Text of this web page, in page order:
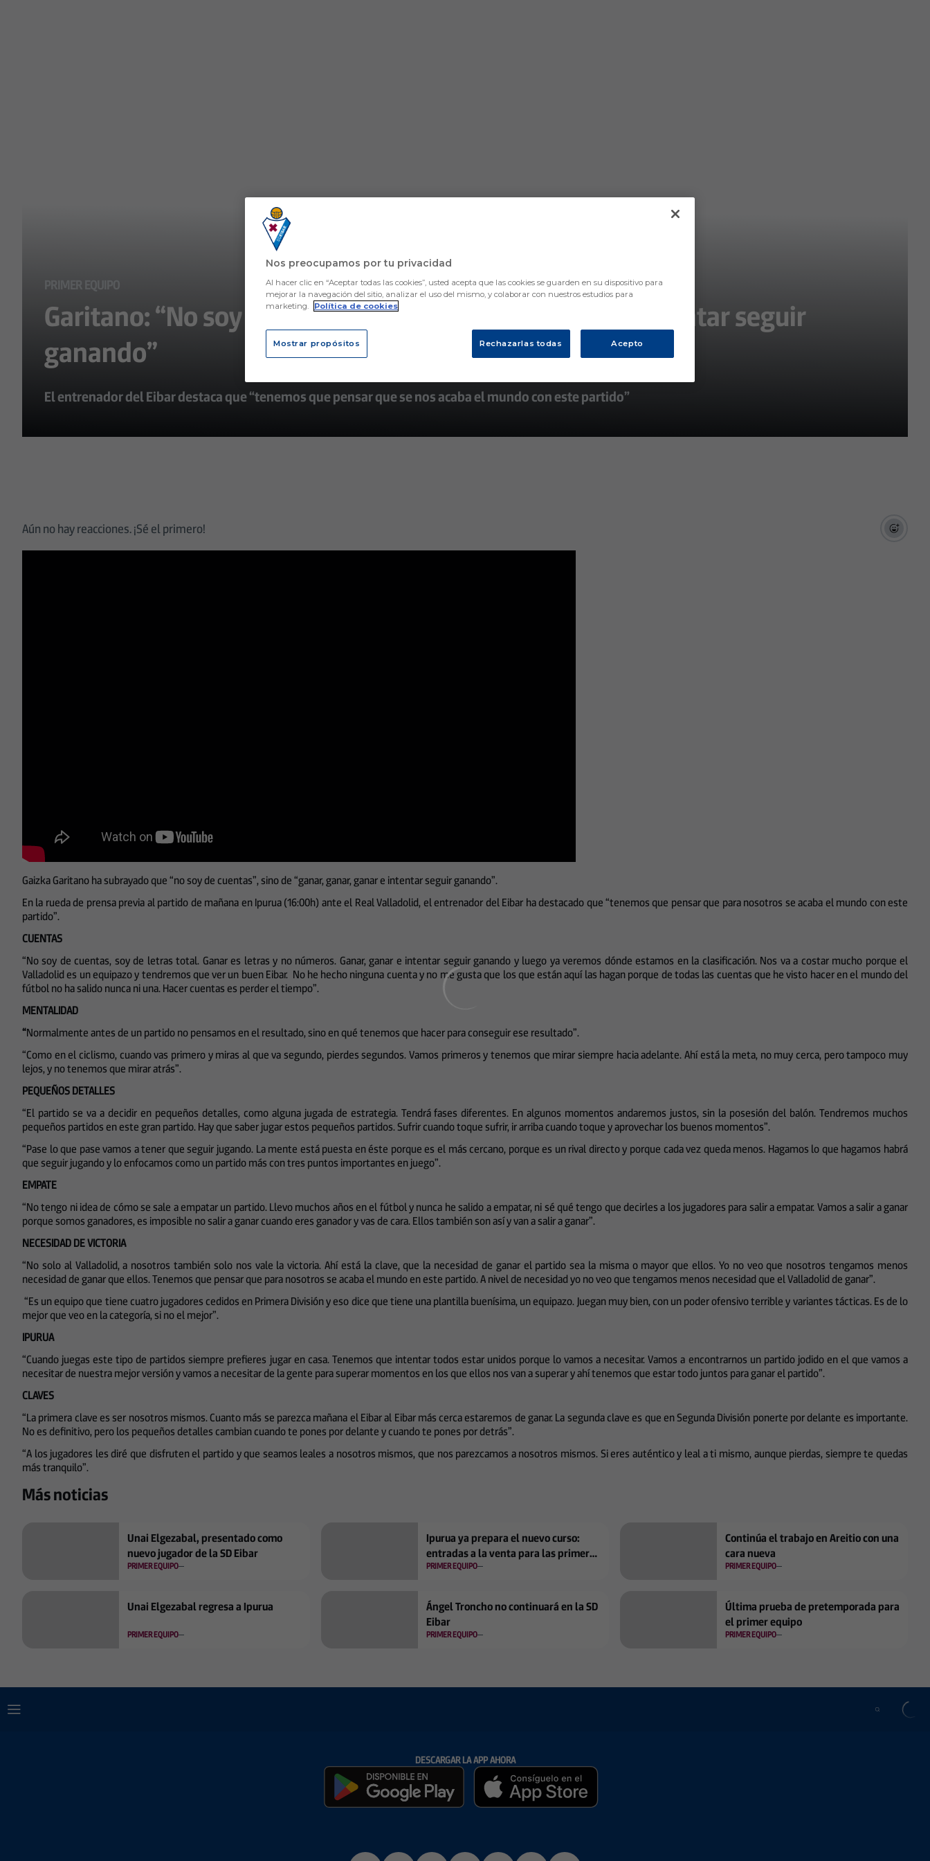
PRIMER EQUIPO
Garitano: “No soy de cuentas, sino de ganar, ganar e intentar seguir
ganando”
El entrenador del Eibar destaca que “tenemos que pensar que se nos acaba el mundo con este partido”
Aún no hay reacciones. ¡Sé el primero!
Gaizka Garitano ha subrayado que “no soy de cuentas”, sino de “ganar, ganar, ganar e intentar seguir ganando”.
En la rueda de prensa previa al partido de mañana en Ipurua (16:00h) ante el Real Valladolid, el entrenador del Eibar ha destacado que “tenemos que pensar que para nosotros se acaba el mundo con este
partido”.
CUENTAS
“No soy de cuentas, soy de letras total. Ganar es letras y no números. Ganar, ganar e intentar seguir ganando y luego ya veremos dónde estamos en la clasificación. Nos va a costar mucho porque el
Valladolid es un equipazo y tendremos que ver un buen Eibar. No he hecho ninguna cuenta y no me gusta que los que están aquí las hagan porque de todas las cuentas que he visto hacer en el mundo del
fútbol no ha salido nunca ni una. Hacer cuentas es perder el tiempo”.
MENTALIDAD
“Normalmente antes de un partido no pensamos en el resultado, sino en qué tenemos que hacer para conseguir ese resultado”.
“Como en el ciclismo, cuando vas primero y miras al que va segundo, pierdes segundos. Vamos primeros y tenemos que mirar siempre hacia adelante. Ahí está la meta, no muy cerca, pero tampoco muy
lejos, y no tenemos que mirar atrás”.
PEQUEÑOS DETALLES
“El partido se va a decidir en pequeños detalles, como alguna jugada de estrategia. Tendrá fases diferentes. En algunos momentos andaremos justos, sin la posesión del balón. Tendremos muchos
pequeños partidos en este gran partido. Hay que saber jugar estos pequeños partidos. Sufrir cuando toque sufrir, ir arriba cuando toque y aprovechar los buenos momentos”.
“Pase lo que pase vamos a tener que seguir jugando. La mente está puesta en éste porque es el más cercano, porque es un rival directo y porque cada vez queda menos. Hagamos lo que hagamos habrá
que seguir jugando y lo enfocamos como un partido más con tres puntos importantes en juego”.
EMPATE
“No tengo ni idea de cómo se sale a empatar un partido. Llevo muchos años en el fútbol y nunca he salido a empatar, ni sé qué tengo que decirles a los jugadores para salir a empatar. Vamos a salir a ganar
porque somos ganadores, es imposible no salir a ganar cuando eres ganador y vas de cara. Ellos también son así y van a salir a ganar”.
NECESIDAD DE VICTORIA
“No solo al Valladolid, a nosotros también solo nos vale la victoria. Ahí está la clave, que la necesidad de ganar el partido sea la misma o mayor que ellos. Yo no veo que nosotros tengamos menos
necesidad de ganar que ellos. Tenemos que pensar que para nosotros se acaba el mundo en este partido. A nivel de necesidad yo no veo que tengamos menos necesidad que el Valladolid de ganar”.
“Es un equipo que tiene cuatro jugadores cedidos en Primera División y eso dice que tiene una plantilla buenísima, un equipazo. Juegan muy bien, con un poder ofensivo terrible y variantes tácticas. Es de lo
mejor que veo en la categoría, si no el mejor”.
IPURUA
“Cuando juegas este tipo de partidos siempre prefieres jugar en casa. Tenemos que intentar todos estar unidos porque lo vamos a necesitar. Vamos a encontrarnos un partido jodido en el que vamos a
necesitar de nuestra mejor versión y vamos a necesitar de la gente para superar momentos en los que ellos nos van a superar y ahí tenemos que estar todo juntos para ganar el partido”.
CLAVES
“La primera clave es ser nosotros mismos. Cuanto más se parezca mañana el Eibar al Eibar más cerca estaremos de ganar. La segunda clave es que en Segunda División ponerte por delante es importante.
No es definitivo, pero los pequeños detalles cambian cuando te pones por delante y cuando te pones por detrás”.
“A los jugadores les diré que disfruten el partido y que seamos leales a nosotros mismos, que nos parezcamos a nosotros mismos. Si eres auténtico y leal a ti mismo, aunque pierdas, siempre te quedas
más tranquilo”.
Más noticias
Unai Elgezabal, presentado como
nuevo jugador de la SD Eibar
PRIMER EQUIPO
Ipurua ya prepara el nuevo curso:
entradas a la venta para las primeras
jornadas
PRIMER EQUIPO
Continúa el trabajo en Areitio con una
cara nueva
PRIMER EQUIPO
Unai Elgezabal regresa a Ipurua
PRIMER EQUIPO
Ángel Troncho no continuará en la SD
Eibar
PRIMER EQUIPO
Última prueba de pretemporada para
el primer equipo
PRIMER EQUIPO
DESCARGAR LA APP AHORA
Nos preocupamos por tu privacidad
Al hacer clic en “Aceptar todas las cookies”, usted acepta que las cookies se guarden en su dispositivo para
mejorar la navegación del sitio, analizar el uso del mismo, y colaborar con nuestros estudios para
marketing.
Política de cookies
Mostrar propósitos Rechazarlas todas Acepto